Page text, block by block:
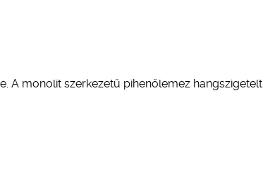
A monolit szerkezetű pihenőlemez hangszigetelt